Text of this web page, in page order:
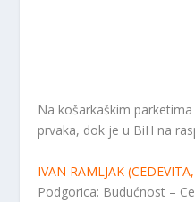
Na košarkaškim
prvaka, dok je u BiH na
IVAN RAMLJAK
Podgorica: Budućnost –